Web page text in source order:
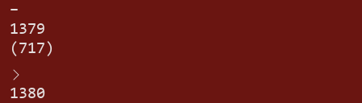
–
1379
(717)
1380